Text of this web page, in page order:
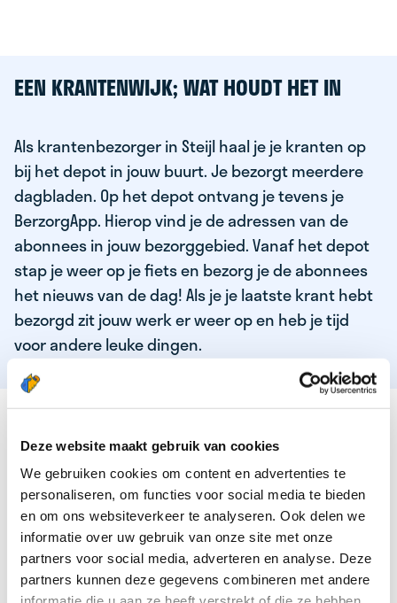
Deze website maakt gebruik van cookies
We gebruiken cookies om content en advertenties te
personaliseren, om functies voor social media te bieden
en om ons websiteverkeer te analyseren. Ook delen we
informatie over uw gebruik van onze site met onze
partners voor social media, adverteren en analyse. Deze
partners kunnen deze gegevens combineren met andere
EEN KRANTENWIJK; WAT HOUDT HET IN
Als krantenbezorger in Steijl haal je je kranten op
bij het depot in jouw buurt. Je bezorgt meerdere
dagbladen. Op het depot ontvang je tevens je
BerzorgApp. Hierop vind je de adressen van de
abonnees in jouw bezorggebied. Vanaf het depot
stap je weer op je fiets en bezorg je de abonnees
het nieuws van de dag! Als je je laatste krant hebt
bezorgd zit jouw werk er weer op en heb je tijd
voor andere leuke dingen.
DEZE KWALITEITEN HEEFT ONZE TOP
KRANTENBEZORGER
Je bent verantwoordelijk en zelfstandig
Je houdt van lekker bewegen in de frisse lucht
Je houdt vooral van fijn werk dat lekker bijverdient!
Je wordt blij van het bezorgen van het laatste nieuws